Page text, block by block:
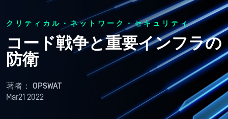
クリティカル・ネットワーク・セキュリティ
コード戦争と重要インフラの
防衛
著者： OPSWAT
Mar21 2022